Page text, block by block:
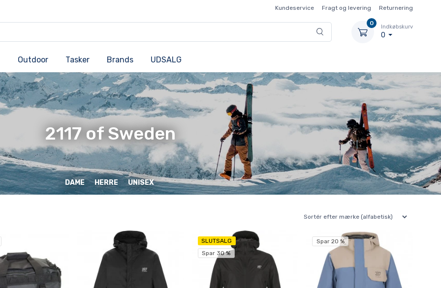
Kundeservice Fragt og levering Returnering
0
Indkøbskurv
0
Outdoor Tasker Brands UDSALG
2117 of Sweden
DAME HERRE UNISEX
SLUTSALG
Spar 30 %
Spar 20 %